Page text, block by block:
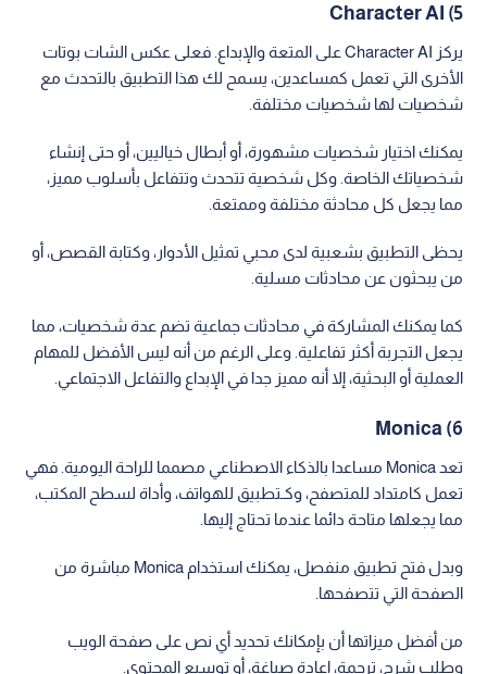
5) Character AI
يركز Character AI على المتعة والإبداع. فعلى عكس الشات بوتات
الأخرى التي تعمل كمساعدين، يسمح لك هذا التطبيق بالتحدث مع
شخصيات لها شخصيات مختلفة.
يمكنك اختيار شخصيات مشهورة، أو أبطال خياليين، أو حتى إنشاء
شخصياتك الخاصة. وكل شخصية تتحدث وتتفاعل بأسلوب مميز،
مما يجعل كل محادثة مختلفة وممتعة.
يحظى التطبيق بشعبية لدى محبي تمثيل الأدوار، وكتابة القصص، أو
من يبحثون عن محادثات مسلية.
كما يمكنك المشاركة في محادثات جماعية تضم عدة شخصيات، مما
يجعل التجربة أكثر تفاعلية. وعلى الرغم من أنه ليس الأفضل للمهام
العملية أو البحثية، إلا أنه مميز جدا في الإبداع والتفاعل الاجتماعي.
6) Monica
تعد Monica مساعدا بالذكاء الاصطناعي مصمما للراحة اليومية. فهي
تعمل كامتداد للمتصفح، وكـتطبيق للهواتف، وأداة لسطح المكتب،
مما يجعلها متاحة دائما عندما تحتاج إليها.
وبدل فتح تطبيق منفصل، يمكنك استخدام Monica مباشرة من
الصفحة التي تتصفحها.
من أفضل ميزاتها أن بإمكانك تحديد أي نص على صفحة الويب
وطلب شرح، ترجمة، إعادة صياغة، أو توسيع المحتوى.